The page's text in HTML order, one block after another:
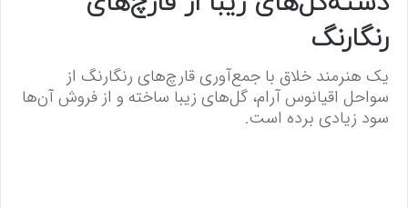
رنگارنگ
یک هنرمند خلاق با جمع‌آوری قارچ‌های رنگارنگ از
سواحل اقیانوس آرام، گل‌های زیبا ساخته و از فروش آن‌ها
سود زیادی برده است.